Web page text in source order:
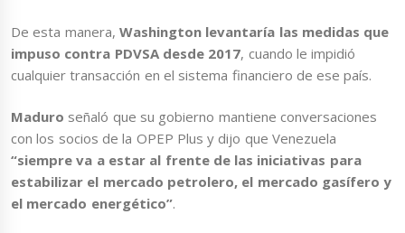
De esta manera, Washington levantaría las medidas que
impuso contra PDVSA desde 2017, cuando le impidió
cualquier transacción en el sistema financiero de ese país.
Maduro señaló que su gobierno mantiene conversaciones
con los socios de la OPEP Plus y dijo que Venezuela
“siempre va a estar al frente de las iniciativas para
estabilizar el mercado petrolero, el mercado gasífero y
el mercado energético”.